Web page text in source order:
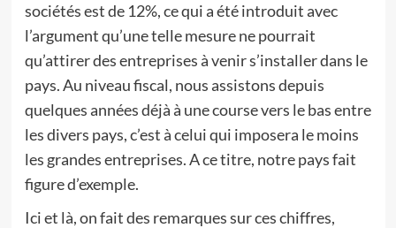
sociétés est de 12%, ce qui a été introduit avec
l’argument qu’une telle mesure ne pourrait
qu’attirer des entreprises à venir s’installer dans le
pays. Au niveau fiscal, nous assistons depuis
quelques années déjà à une course vers le bas entre
les divers pays, c’est à celui qui imposera le moins
les grandes entreprises. A ce titre, notre pays fait
figure d’exemple.
Ici et là, on fait des remarques sur ces chiffres,